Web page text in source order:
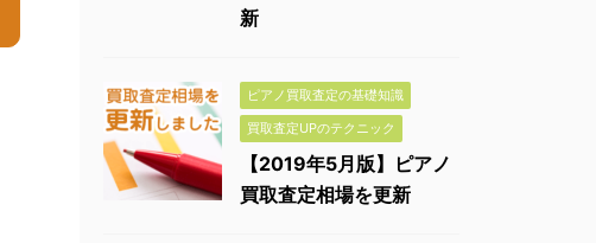
新
ピアノ買取査定の基礎知識
買取査定UPのテクニック
【2019年5月版】ピアノ
買取査定相場を更新